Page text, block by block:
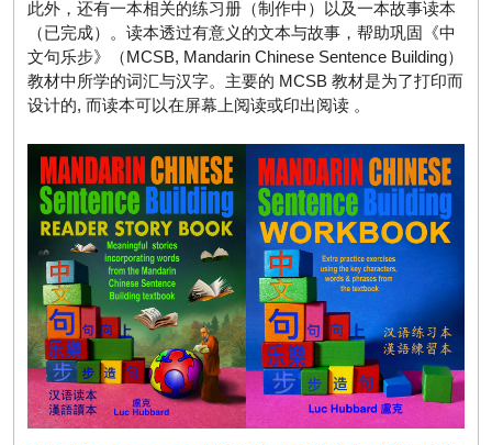
此外，还有一本相关的练习册（制作中）以及一本故事读本
（已完成）。读本透过有意义的文本与故事，帮助巩固《中
文句乐步》（MCSB, Mandarin Chinese Sentence Building）
教材中所学的词汇与汉字。主要的 MCSB 教材是为了打印而
设计的, 而读本可以在屏幕上阅读或印出阅读 。